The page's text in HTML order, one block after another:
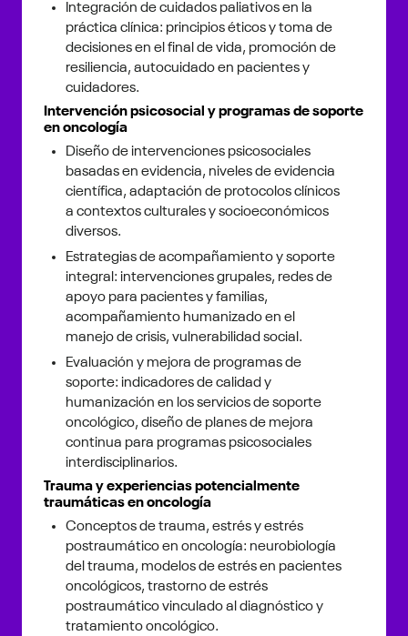
Integración de cuidados paliativos en la
práctica clínica: principios éticos y toma de
decisiones en el final de vida, promoción de
resiliencia, autocuidado en pacientes y
cuidadores.
Intervención psicosocial y programas de soporte
en oncología
Diseño de intervenciones psicosociales
basadas en evidencia, niveles de evidencia
científica, adaptación de protocolos clínicos
a contextos culturales y socioeconómicos
diversos.
Estrategias de acompañamiento y soporte
integral: intervenciones grupales, redes de
apoyo para pacientes y familias,
acompañamiento humanizado en el
manejo de crisis, vulnerabilidad social.
Evaluación y mejora de programas de
soporte: indicadores de calidad y
humanización en los servicios de soporte
oncológico, diseño de planes de mejora
continua para programas psicosociales
interdisciplinarios.
Trauma y experiencias potencialmente
traumáticas en oncología
Conceptos de trauma, estrés y estrés
postraumático en oncología: neurobiología
del trauma, modelos de estrés en pacientes
oncológicos, trastorno de estrés
postraumático vinculado al diagnóstico y
tratamiento oncológico.